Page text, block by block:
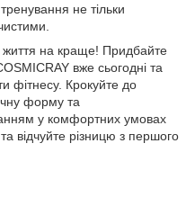
не тільки
життя на краще! Придбайте
вже сьогодні та
фітнесу. Крокуйте до
форму та
у комфортних умовах
відчуйте різницю з першого